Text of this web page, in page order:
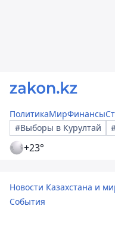
ПолитикаМирФинансы
#Выборы в Курултай
+23°
Новости Казахстана и
События